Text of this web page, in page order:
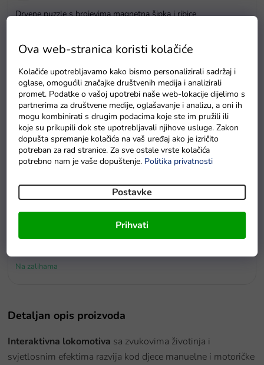
Ova web-stranica koristi kolačiće
Kolačiće upotrebljavamo kako bismo personalizirali sadržaj i
oglase, omogućili značajke društvenih medija i analizirali
promet. Podatke o vašoj upotrebi naše web-lokacije dijelimo s
partnerima za društvene medije, oglašavanje i analizu, a oni ih
mogu kombinirati s drugim podacima koje ste im pružili ili
koje su prikupili dok ste upotrebljavali njihove usluge. Zakon
dopušta spremanje kolačića na vaš uređaj ako je izričito
potreban za rad stranice. Za sve ostale vrste kolačića
potrebno nam je vaše dopuštenje. Politika privatnosti
Postavke
Prihvati
Drvene puzzle s brojevima magnetna šipka i ribice
Na zalihama
Detaljan opis proizvoda
Interaktivna lokomotiva sa zvukovima životinja i
svjetlosnim efektima razvija kod djece manuelne i motoričke